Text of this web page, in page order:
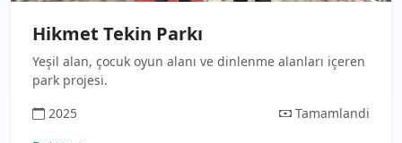
Hikmet Tekin Parkı
Yeşil alan, çocuk oyun alanı ve dinlenme alanları içeren
park projesi.
2025
Tamamlandi